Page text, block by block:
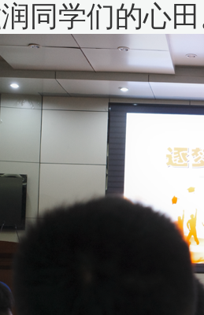
同学们的心